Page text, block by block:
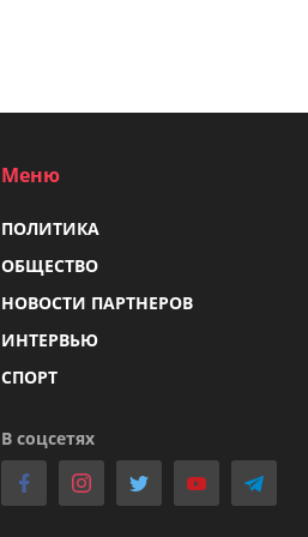
Меню
ПОЛИТИКА
ОБЩЕСТВО
НОВОСТИ ПАРТНЕРОВ
ИНТЕРВЬЮ
СПОРТ
В соцсетях